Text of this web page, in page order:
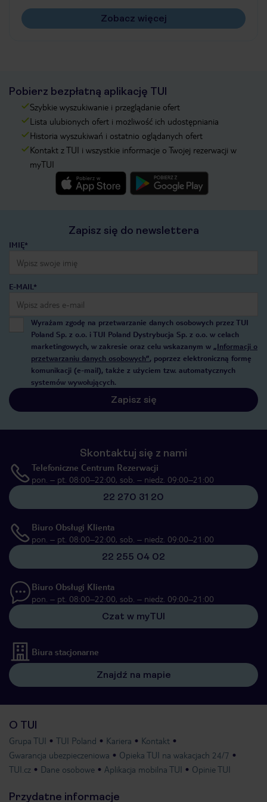
Zobacz więcej
Pobierz bezpłatną aplikację TUI
Szybkie wyszukiwanie i przeglądanie ofert
Lista ulubionych ofert i możliwość ich udostępniania
Historia wyszukiwań i ostatnio oglądanych ofert
Kontakt z TUI i wszystkie informacje o Twojej rezerwacji w
myTUI
Zapisz się do newslettera
IMIĘ*
E-MAIL*
Wyrażam zgodę na przetwarzanie danych osobowych przez TUI
Poland Sp. z o.o. i TUI Poland Dystrybucja Sp. z o.o. w celach
marketingowych, w zakresie oraz celu wskazanym w „Informacji o
przetwarzaniu danych osobowych”, poprzez elektroniczną formę
komunikacji (e-mail), także z użyciem tzw. automatycznych
systemów wywołujących.
Zapisz się
Skontaktuj się z nami
Telefoniczne Centrum Rezerwacji
pon. – pt. 08:00–22:00, sob. – niedz. 09:00–21:00
22 270 31 20
Biuro Obsługi Klienta
pon. – pt. 08:00–22:00, sob. – niedz. 09:00–21:00
22 255 04 02
Biuro Obsługi Klienta
pon. – pt. 08:00–22:00, sob. – niedz. 09:00–21:00
Czat w myTUI
Biura stacjonarne
Znajdź na mapie
O TUI
Grupa TUI TUI Poland Kariera
Kontakt
Gwarancja ubezpieczeniowa
Opieka TUI na wakacjach 24/7
TUI.cz
Dane osobowe Aplikacja mobilna TUI Opinie TUI
Przydatne informacje